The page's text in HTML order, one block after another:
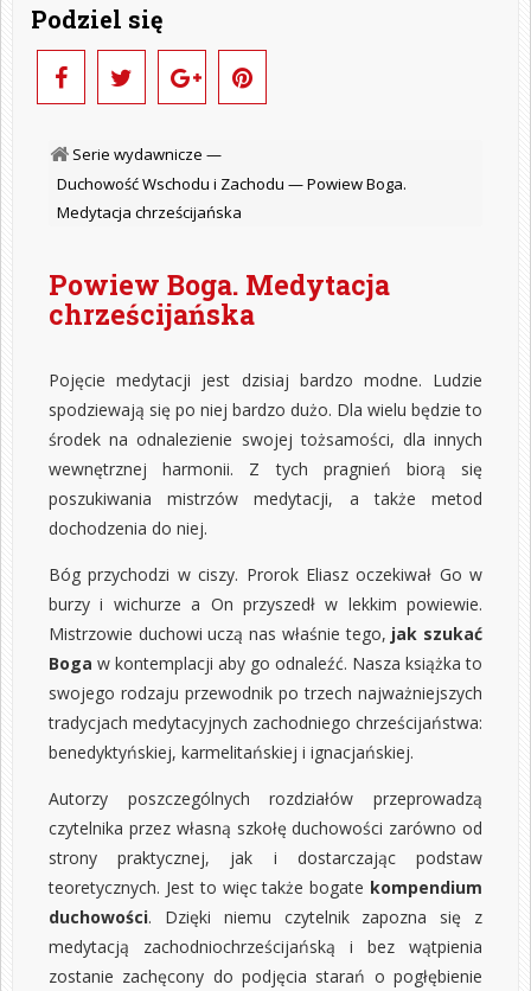
Podziel się
Serie wydawnicze —
Duchowość Wschodu i Zachodu —Powiew Boga.
Medytacja chrześcijańska
Powiew Boga. Medytacja
chrześcijańska
Pojęcie medytacji jest dzisiaj bardzo modne. Ludzie
spodziewają się po niej bardzo dużo. Dla wielu będzie to
środek na odnalezienie swojej tożsamości, dla innych
wewnętrznej harmonii. Z tych pragnień biorą się
poszukiwania mistrzów medytacji, a także metod
dochodzenia do niej.
Bóg przychodzi w ciszy. Prorok Eliasz oczekiwał Go w
burzy i wichurze a On przyszedł w lekkim powiewie.
Mistrzowie duchowi uczą nas właśnie tego, jak szukać
Boga w kontemplacji aby go odnaleźć. Nasza książka to
swojego rodzaju przewodnik po trzech najważniejszych
tradycjach medytacyjnych zachodniego chrześcijaństwa:
benedyktyńskiej, karmelitańskiej i ignacjańskiej.
Autorzy poszczególnych rozdziałów przeprowadzą
czytelnika przez własną szkołę duchowości zarówno od
strony praktycznej, jak i dostarczając podstaw
teoretycznych. Jest to więc także bogate kompendium
duchowości. Dzięki niemu czytelnik zapozna się z
medytacją zachodniochrześcijańską i bez wątpienia
zostanie zachęcony do podjęcia starań o pogłębienie